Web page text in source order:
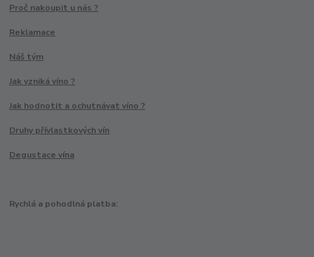
Proč nakoupit u nás ?
Reklamace
Náš tým
Jak vzniká víno ?
Jak hodnotit a ochutnávat víno ?
Druhy přívlastkových vín
Degustace vína
Rychlá a pohodlná platba: